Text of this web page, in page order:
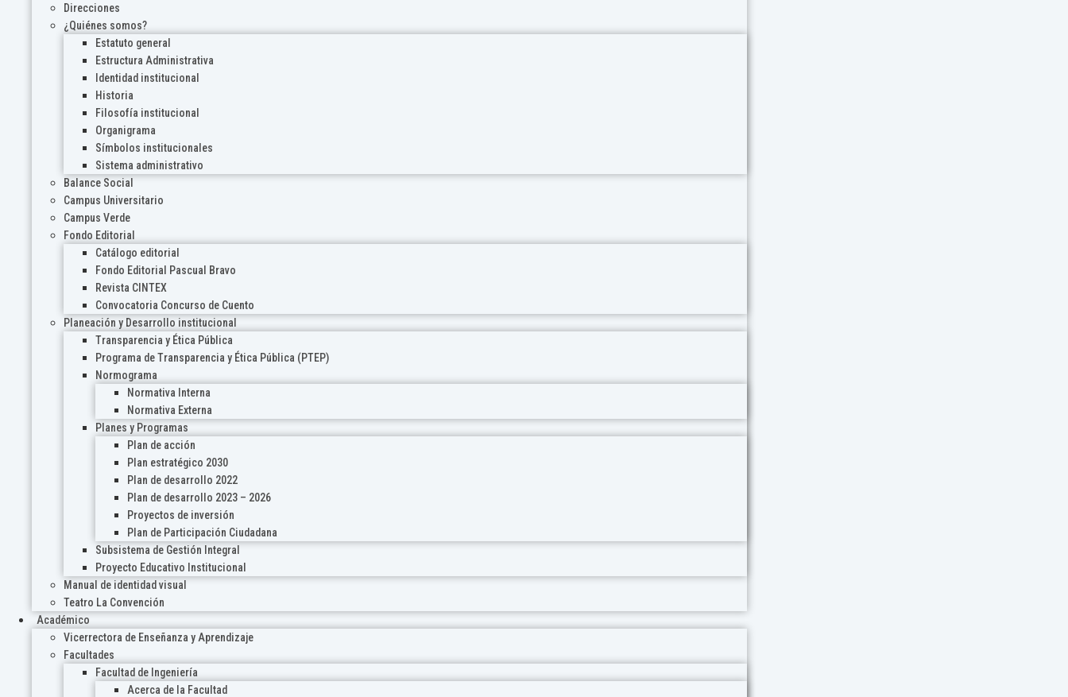
Direcciones
¿Quiénes somos?
Estatuto general
Estructura Administrativa
Identidad institucional
Historia
Filosofía institucional
Organigrama
Símbolos institucionales
Sistema administrativo
Balance Social
Campus Universitario
Campus Verde
Fondo Editorial
Catálogo editorial
Fondo Editorial Pascual Bravo
Revista CINTEX
Convocatoria Concurso de Cuento
Planeación y Desarrollo institucional
Transparencia y Ética Pública
Programa de Transparencia y Ética Pública (PTEP)
Normograma
Normativa Interna
Normativa Externa
Planes y Programas
Plan de acción
Plan estratégico 2030
Plan de desarrollo 2022
Plan de desarrollo 2023 – 2026
Proyectos de inversión
Plan de Participación Ciudadana
Subsistema de Gestión Integral
Proyecto Educativo Institucional
Manual de identidad visual
Teatro La Convención
Académico
Vicerrectora de Enseñanza y Aprendizaje
Facultades
Facultad de Ingeniería
Acerca de la Facultad